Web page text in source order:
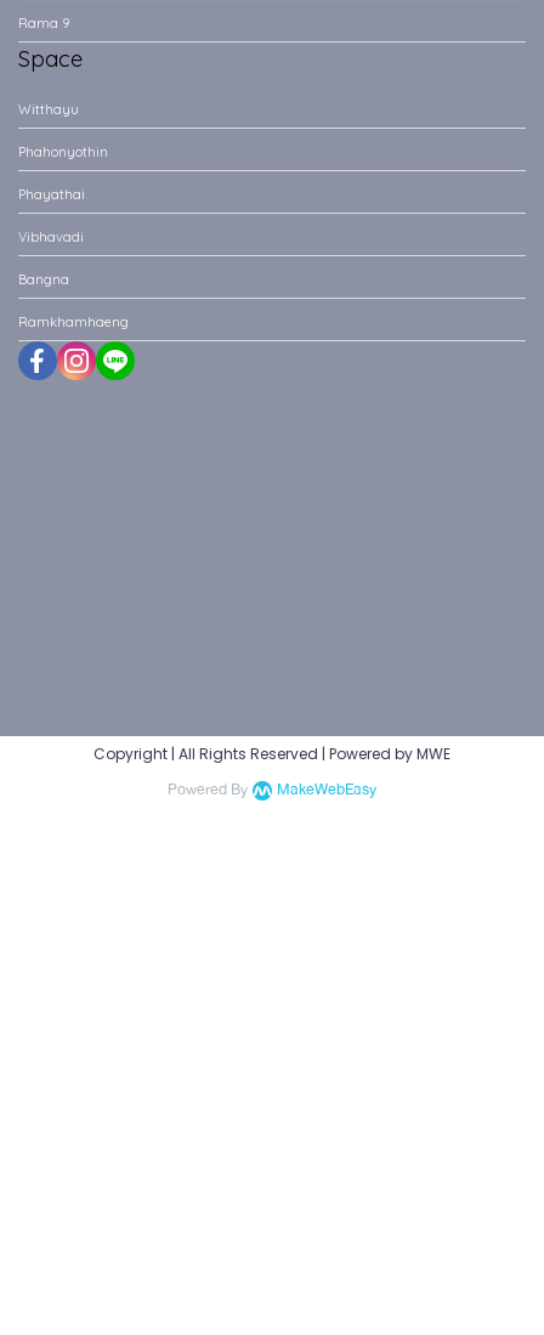
Rama 9
Space
Witthayu
Phahonyothin
Phayathai
Vibhavadi
Bangna
Ramkhamhaeng
Copyright | All Rights Reserved | Powered by MWE
Powered By MakeWebEasy